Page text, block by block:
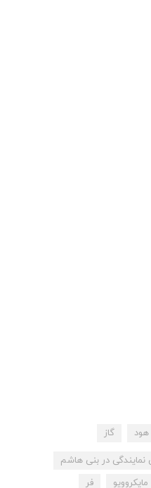
هود گاز
نمایندگی در بنی هاشم
مایکروویو فر